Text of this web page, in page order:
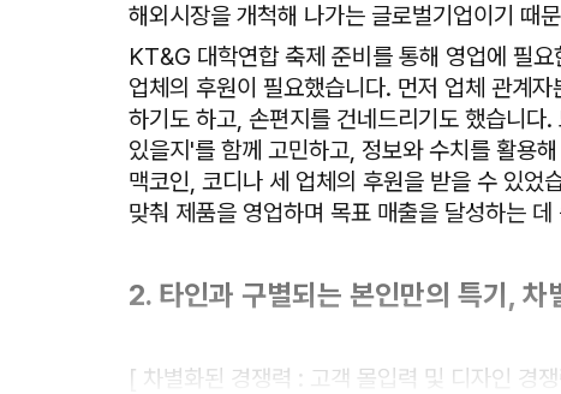
해외시장을 개척해 나가는 글로벌기업이기 때
KT&G 대학연합 축제 준비를 통해 영업에 필
업체의 후원이 필요했습니다. 먼저 업체 관계
하기도 하고, 손편지를 건네드리기도 했습니
있을지'를 함께 고민하고, 정보와 수치를 활용
맥코인, 코디나 세 업체의 후원을 받을 수 있었
맞춰 제품을 영업하며 목표 매출을 달성하는
2. 타인과 구별되는 본인만의 특기, 차
[ 차별화된 경쟁력 : 고객 몰입력 및 디자인 경